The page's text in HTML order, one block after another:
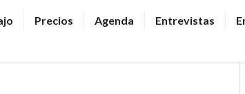
Precios Agenda Entrevistas